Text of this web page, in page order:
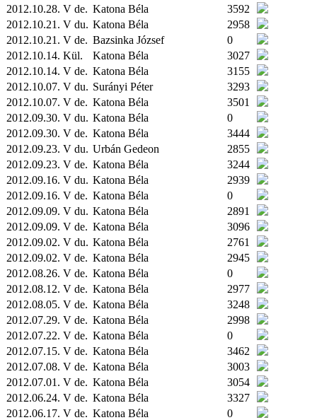
2012.10.28. V de. Katona Béla
3592
2012.10.21. V du. Katona Béla
2958
2012.10.21. V de. Bazsinka József
0
2012.10.14. Kül. Katona Béla
3027
2012.10.14. V de. Katona Béla
3155
2012.10.07. V du. Surányi Péter
3293
2012.10.07. V de. Katona Béla
3501
2012.09.30. V du. Katona Béla
0
2012.09.30. V de. Katona Béla
3444
2012.09.23. V du. Urbán Gedeon
2855
2012.09.23. V de. Katona Béla
3244
2012.09.16. V du. Katona Béla
2939
2012.09.16. V de. Katona Béla
0
2012.09.09. V du. Katona Béla
2891
2012.09.09. V de. Katona Béla
3096
2012.09.02. V du. Katona Béla
2761
2012.09.02. V de. Katona Béla
2945
2012.08.26. V de. Katona Béla
0
2012.08.12. V de. Katona Béla
2977
2012.08.05. V de. Katona Béla
3248
2012.07.29. V de. Katona Béla
2998
2012.07.22. V de. Katona Béla
0
2012.07.15. V de. Katona Béla
3462
2012.07.08. V de. Katona Béla
3003
2012.07.01. V de. Katona Béla
3054
2012.06.24. V de. Katona Béla
3327
2012.06.17. V de. Katona Béla
0